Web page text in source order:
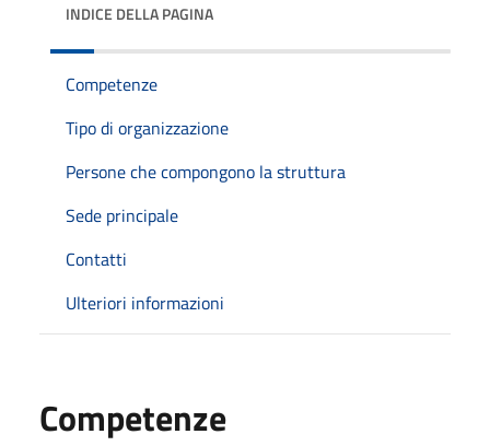
INDICE DELLA PAGINA
Competenze
Tipo di organizzazione
Persone che compongono la struttura
Sede principale
Contatti
Ulteriori informazioni
Competenze